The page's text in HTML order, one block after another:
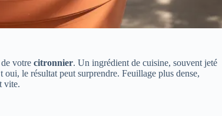
votre citronnier. Un ingrédient de cuisine, souvent jeté
le résultat peut surprendre. Feuillage plus dense,
vite.